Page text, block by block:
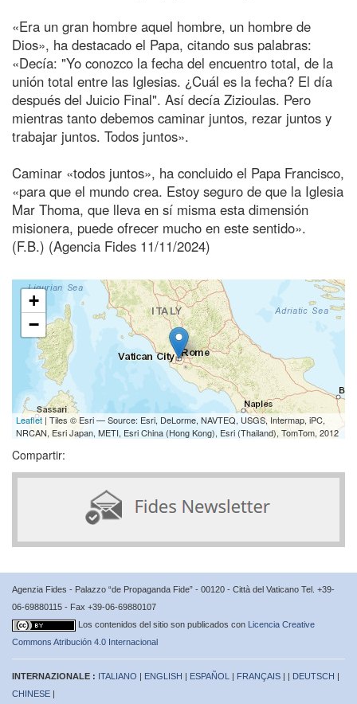
«Era un gran hombre aquel hombre, un hombre de
Dios», ha destacado el Papa, citando sus palabras:
«Decía: "Yo conozco la fecha del encuentro total, de la
unión total entre las Iglesias. ¿Cuál es la fecha? El día
después del Juicio Final". Así decía Zizioulas. Pero
mientras tanto debemos caminar juntos, rezar juntos y
trabajar juntos. Todos juntos».
Caminar «todos juntos», ha concluido el Papa Francisco,
«para que el mundo crea. Estoy seguro de que la Iglesia
Mar Thoma, que lleva en sí misma esta dimensión
misionera, puede ofrecer mucho en este sentido».
(F.B.) (Agencia Fides 11/11/2024)
+
−
Leaflet | Tiles © Esri — Source: Esri, DeLorme, NAVTEQ, USGS, Intermap, iPC,
NRCAN, Esri Japan, METI, Esri China (Hong Kong), Esri (Thailand), TomTom, 2012
Compartir:
Agenzia Fides - Palazzo “de Propaganda Fide” - 00120 - Città del Vaticano Tel. +39-
06-69880115 - Fax +39-06-69880107
Los contenidos del sitio son publicados con Licencia Creative
Commons Atribución 4.0 Internacional
INTERNAZIONALE : ITALIANO | ENGLISH | ESPAÑOL | FRANÇAIS | | DEUTSCH |
CHINESE |